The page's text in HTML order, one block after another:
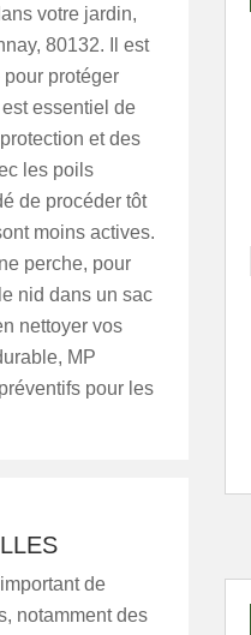
votre jardin,
80132. Il est
protéger
essentiel de
et des
les poils
de procéder tôt
moins actives.
perche, pour
nid dans un sac
nettoyer vos
MP
pour les
de
notamment des